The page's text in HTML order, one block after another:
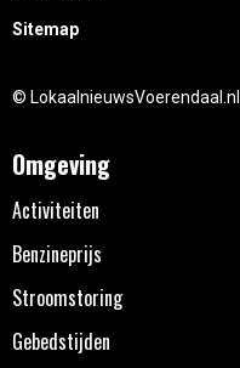
Sitemap
© LokaalnieuwsVoerendaal.nl
Omgeving
Activiteiten
Benzineprijs
Stroomstoring
Gebedstijden